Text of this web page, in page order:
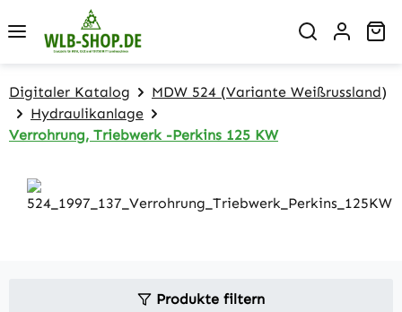
Zum Hauptinhalt springen
Digitaler Katalog
MDW 524 (Variante Weißrussland)
Hydraulikanlage
Verrohrung, Triebwerk -Perkins 125 KW
Produkte filtern